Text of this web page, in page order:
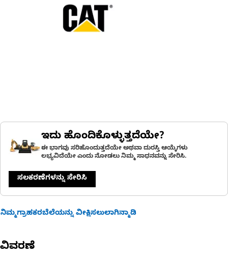
ಇದು ಹೊಂದಿಕೊಳ್ಳುತ್ತದೆಯೇ?
ಈ ಭಾಗವು ಸರಿಹೊಂದುತ್ತದೆಯೇ ಅಥವಾ ದುರಸ್ತಿ ಆಯ್ಕೆಗಳು
ಲಭ್ಯವಿದೆಯೇ ಎಂದು ನೋಡಲು ನಿಮ್ಮ ಸಾಧನವನ್ನು ಸೇರಿಸಿ.
ಸಲಕರಣೆಗಳನ್ನು ಸೇರಿಸಿ
ನಿಮ್ಮಗ್ರಾಹಕರಬೆಲೆಯನ್ನು ವೀಕ್ಷಿಸಲುಲಾಗಿನ್ಮಾಡಿ
ವಿವರಣೆ